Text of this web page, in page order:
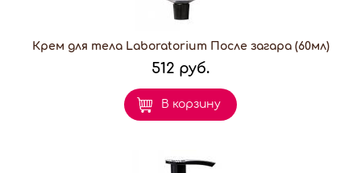
Крем для тела Laboratorium После загара (60мл)
512 руб.
В корзину